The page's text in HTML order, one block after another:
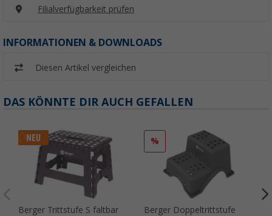
Filialverfügbarkeit prüfen
INFORMATIONEN & DOWNLOADS
Diesen Artikel vergleichen
DAS KÖNNTE DIR AUCH GEFALLEN
Berger Trittstufe S faltbar
%
Berger Doppeltrittstufe